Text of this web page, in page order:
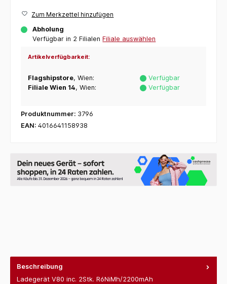
Zum Merkzettel hinzufügen
Abholung
Verfügbar in 2 Filialen Filiale auswählen
Artikelverfügbarkeit:
Flagshipstore, Wien:
Verfügbar
Filiale Wien 14, Wien: Verfügbar
Produktnummer: 3796
EAN: 4016641158938
Beschreibung
Ladegerät V80 inc. 2Stk. R6NiMh/2200mAh